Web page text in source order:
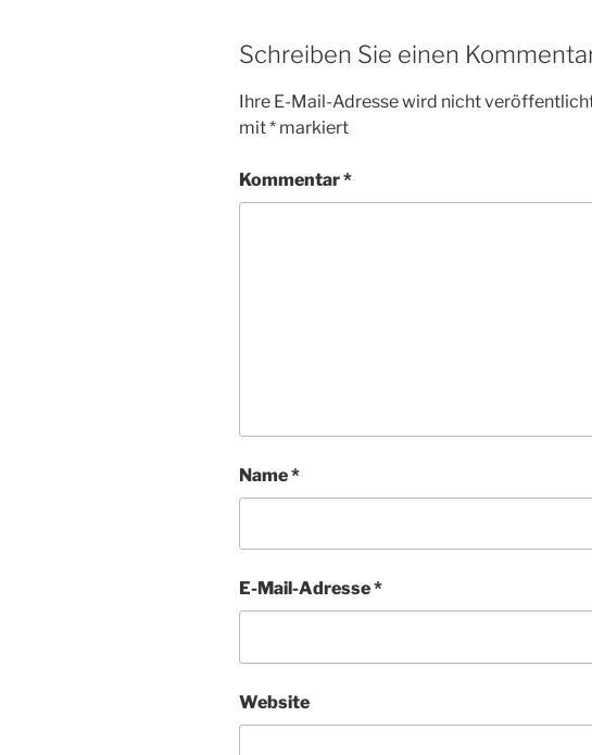
Schreiben Sie einen
Ihre E-Mail-Adresse wird nicht
mit* markiert
Kommentar*
Name*
E-Mail-Adresse*
Website